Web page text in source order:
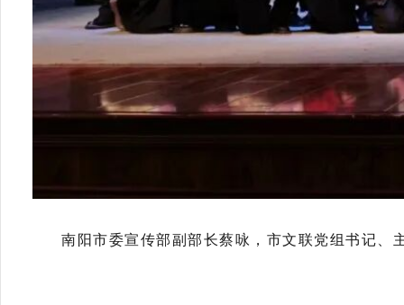
南阳市委宣传部副部长蔡咏，市文联党组书记、